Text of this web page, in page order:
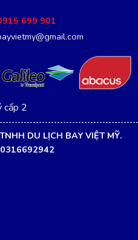
699 901
cấp 2
DU LỊCH BAY VIỆT MỸ.